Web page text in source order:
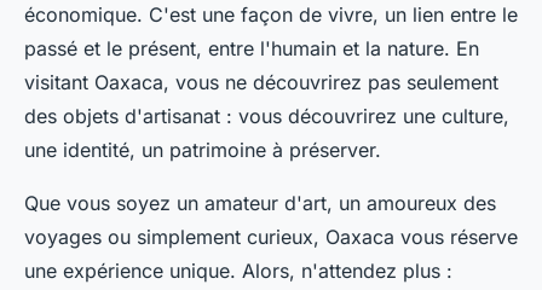
économique. C'est une façon de vivre, un lien entre le
passé et le présent, entre l'humain et la nature. En
visitant Oaxaca, vous ne découvrirez pas seulement
des objets d'artisanat : vous découvrirez une culture,
une identité, un patrimoine à préserver.
Que vous soyez un amateur d'art, un amoureux des
voyages ou simplement curieux, Oaxaca vous réserve
une expérience unique. Alors, n'attendez plus :